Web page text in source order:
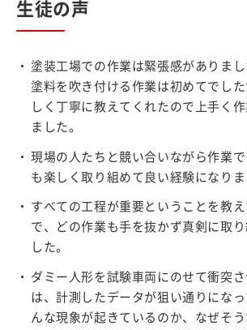
生徒の声
塗装工場での作業は緊張感がありま
塗料を吹き付ける作業は初めてでし
しく丁寧に教えてくれたので上手く
ました。
現場の人たちと競い合いながら作業
も楽しく取り組めて良い経験になりま
すべての工程が重要ということを教
で、どの作業も手を抜かず真剣に取
した。
ダミー人形を試験車両にのせて衝突
は、計測したデータが狙い通りにな
んな現象が起きているのか、なぜそ